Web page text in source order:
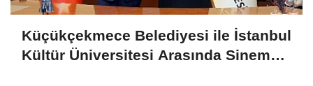
Küçükçekmece Belediyesi ile İstanbul
Kültür Üniversitesi Arasında Sinema